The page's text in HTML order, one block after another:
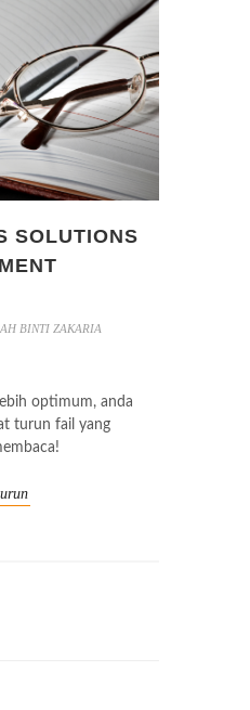
SOLUTIONS
BINTI ZAKARIA
optimum, anda
turun fail yang